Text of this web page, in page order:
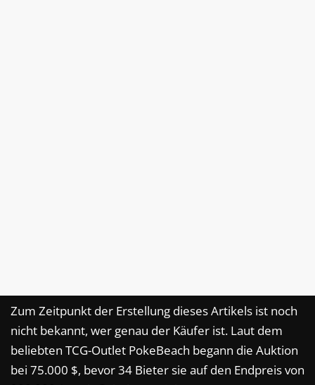
Zum Zeitpunkt der Erstellung dieses Artikels ist noch
nicht bekannt, wer genau der Käufer ist. Laut dem
beliebten TCG-Outlet PokeBeach begann die Auktion
bei 75.000 $, bevor 34 Bieter sie auf den Endpreis von